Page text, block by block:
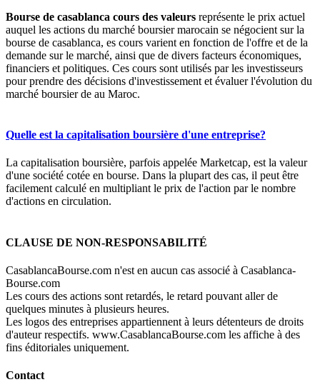
Bourse de casablanca cours des valeurs représente le prix actuel
auquel les actions du marché boursier marocain se négocient sur la
bourse de casablanca, es cours varient en fonction de l'offre et de la
demande sur le marché, ainsi que de divers facteurs économiques,
financiers et politiques. Ces cours sont utilisés par les investisseurs
pour prendre des décisions d'investissement et évaluer l'évolution du
marché boursier de au Maroc.
Quelle est la capitalisation boursière d'une entreprise?
La capitalisation boursière, parfois appelée Marketcap, est la valeur
d'une société cotée en bourse. Dans la plupart des cas, il peut être
facilement calculé en multipliant le prix de l'action par le nombre
d'actions en circulation.
CLAUSE DE NON-RESPONSABILITÉ
CasablancaBourse.com n'est en aucun cas associé à Casablanca-
Bourse.com
Les cours des actions sont retardés, le retard pouvant aller de
quelques minutes à plusieurs heures.
Les logos des entreprises appartiennent à leurs détenteurs de droits
d'auteur respectifs. www.CasablancaBourse.com les affiche à des
fins éditoriales uniquement.
Contact